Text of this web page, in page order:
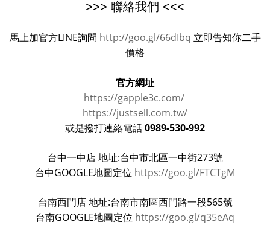
>>> 聯絡我們 <<<
馬上加官方LINE詢問 http://goo.gl/66dIbq 立即告知你二手
價格
官方網址
https://gapple3c.com/
https://justsell.com.tw/
或是撥打連絡電話 0989-530-992
台中一中店 地址:台中市北區一中街273號
台中GOOGLE地圖定位 https://goo.gl/FTCTgM
台南西門店 地址:台南市南區西門路一段565號
台南GOOGLE地圖定位 https://goo.gl/q35eAq